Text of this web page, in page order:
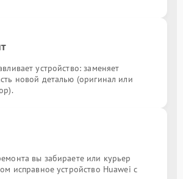
устройство: заменяет
новой деталью (оригинал или
вы забираете или курьер
исправное устройство Huawei с